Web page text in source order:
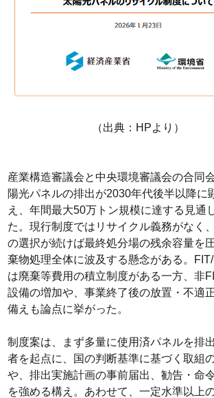
（出典：HPより）
産業構造審議会と中央環境審議会の合同
陽光パネルの排出が2030年代後半以降に
え、年間最大50万トン規模に達する見通
た。現行制度ではリサイクル義務がなく
の選択が続けば最終処分場の残余容量を
棄物処理全体に波及する懸念がある。
は廃棄等費用の積立制度がある一方、非
設備の増加や、事業終了後の放置・不適
備えも論点に挙がった。
制度案は、まず多量に使用済パネルを排
者を起点に、国の判断基準に基づく取組
や、排出実施計画の事前届出、勧告・命
を強める構え。あわせて、一定水準以上